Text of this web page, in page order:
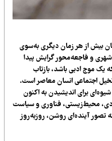
از هر زمان دیگری به‌سوی
فاجعه‌محور گرایش پیدا
ادبی باشد، بازتاب
انسان معاصر است.
برای اندیشیدن به اکنون
فناوری و سیاست
آینده‌ای روشن، روزبه‌روز